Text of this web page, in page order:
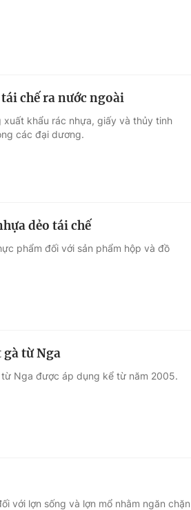
chế ra nước ngoài
xuất khẩu rác nhựa, giấy và thủy tinh
các đại dương.
dẻo tái chế
phẩm đối với sản phẩm hộp và đồ
gà từ Nga
Nga được áp dụng kể từ năm 2005.
với lợn sống và lợn mổ nhằm ngăn chặn